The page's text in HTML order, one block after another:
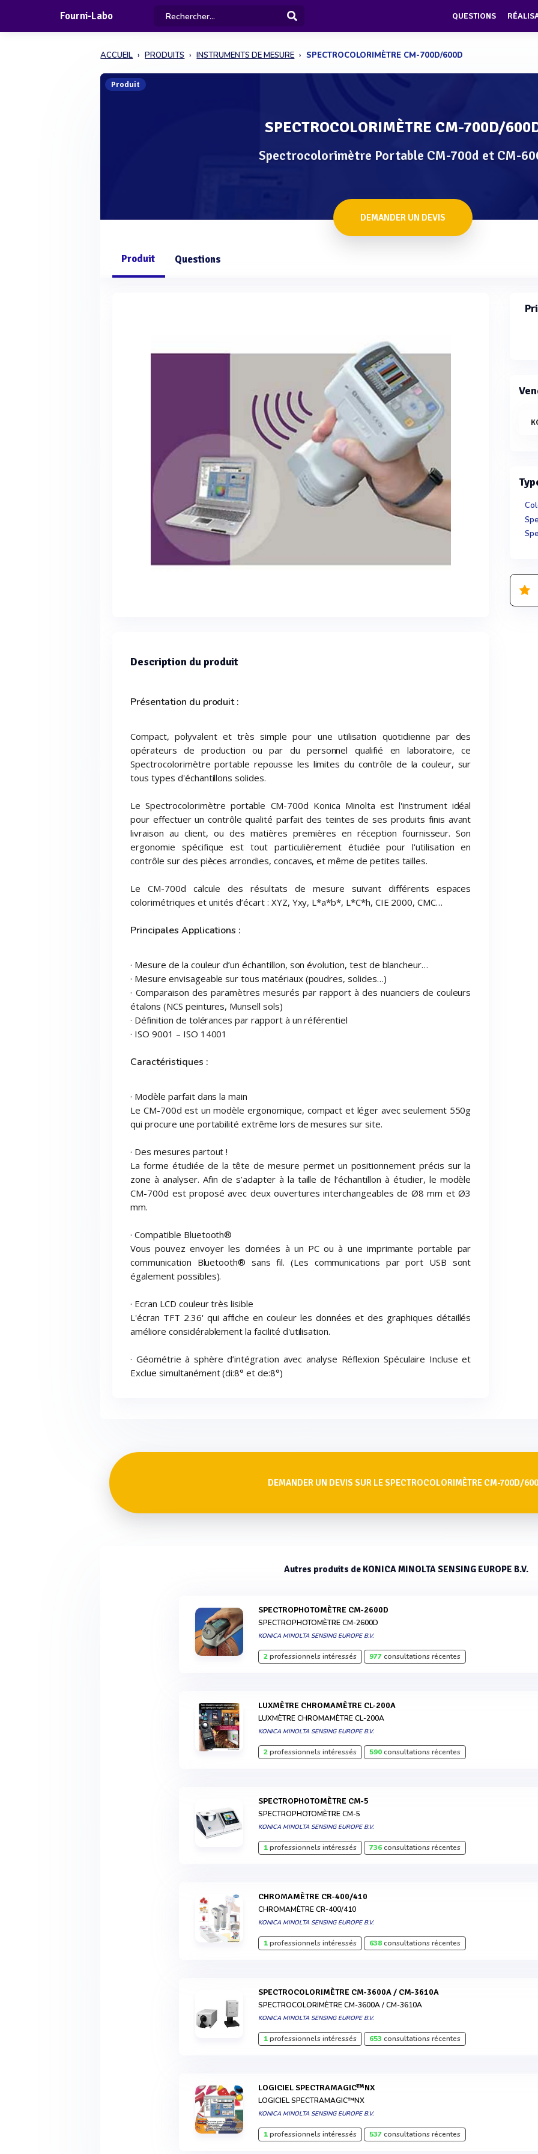
Fourni-Labo QUESTIONS
ACCUEIL PRODUITS INSTRUMENTS DE MESURE SPECTROCOLORIMÈTRE CM-700D/600D
Produit
SPECTROCOLORIMÈTRE CM-700D/
Spectrocolorimètre Portable CM-700d et CM-
DEMANDER UN DEVIS
Produit Questions
Description du produit
Présentation du produit :
Compact, polyvalent et très simple pour une utilisation quotidienne par des
opérateurs de production ou par du personnel qualifié en laboratoire, ce
Spectrocolorimètre portable repousse les limites du contrôle de la couleur, sur
tous types d'échantillons solides.
Le Spectrocolorimètre portable CM-700d Konica Minolta est l'instrument idéal
pour effectuer un contrôle qualité parfait des teintes de ses produits finis avant
livraison au client, ou des matières premières en réception fournisseur. Son
ergonomie spécifique est tout particulièrement étudiée pour l'utilisation en
contrôle sur des pièces arrondies, concaves, et même de petites tailles.
Le CM-700d calcule des résultats de mesure suivant différents espaces
colorimétriques et unités d’écart : XYZ, Yxy, L*a*b*, L*C*h, CIE 2000, CMC…
Principales Applications :
· Mesure de la couleur d’un échantillon, son évolution, test de blancheur…
· Mesure envisageable sur tous matériaux (poudres, solides…)
· Comparaison des paramètres mesurés par rapport à des nuanciers de couleurs
étalons (NCS peintures, Munsell sols)
· Définition de tolérances par rapport à un référentiel
· ISO 9001 – ISO 14001
Caractéristiques :
· Modèle parfait dans la main
Le CM-700d est un modèle ergonomique, compact et léger avec seulement 550g
qui procure une portabilité extrême lors de mesures sur site.
· Des mesures partout !
La forme étudiée de la tête de mesure permet un positionnement précis sur la
zone à analyser. Afin de s’adapter à la taille de l’échantillon à étudier, le modèle
CM-700d est proposé avec deux ouvertures interchangeables de Ø8 mm et Ø3
mm.
· Compatible Bluetooth®
Vous pouvez envoyer les données à un PC ou à une imprimante portable par
communication Bluetooth® sans fil. (Les communications par port USB sont
également possibles).
· Ecran LCD couleur très lisible
L'écran TFT 2.36' qui affiche en couleur les données et des graphiques détaillés
améliore considérablement la facilité d'utilisation.
· Géométrie à sphère d’intégration avec analyse Réflexion Spéculaire Incluse et
Exclue simultanément (di:8° et de:8°)
DEMANDER UN DEVIS SUR LE SPECTROCOLORIMÈTRE CM-700D/
Autres produits de KONICA MINOLTA SENSING EUROPE B.V.
SPECTROPHOTOMÈTRE CM-2600D
SPECTROPHOTOMÈTRE CM-2600D
KONICA MINOLTA SENSING EUROPE B.V.
2professionnels intéressés 977consultations récentes
LUXMÈTRE CHROMAMÈTRE CL-200A
LUXMÈTRE CHROMAMÈTRE CL-200A
KONICA MINOLTA SENSING EUROPE B.V.
2professionnels intéressés 590consultations récentes
SPECTROPHOTOMÈTRE CM-5
SPECTROPHOTOMÈTRE CM-5
KONICA MINOLTA SENSING EUROPE B.V.
1professionnels intéressés 736consultations récentes
CHROMAMÈTRE CR-400/410
CHROMAMÈTRE CR-400/410
KONICA MINOLTA SENSING EUROPE B.V.
1professionnels intéressés 638consultations récentes
SPECTROCOLORIMÈTRE CM-3600A / CM-3610A
SPECTROCOLORIMÈTRE CM-3600A / CM-3610A
KONICA MINOLTA SENSING EUROPE B.V.
1professionnels intéressés 653 consultations récentes
LOGICIEL SPECTRAMAGIC™NX
LOGICIEL SPECTRAMAGIC™NX
KONICA MINOLTA SENSING EUROPE B.V.
1professionnels intéressés 537consultations récentes